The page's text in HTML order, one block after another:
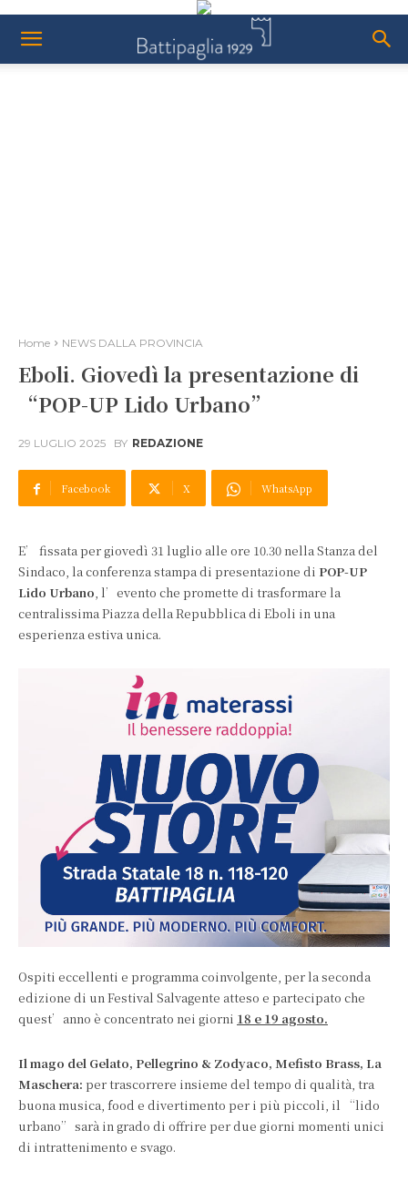
Home NEWS DALLA PROVINCIA
Eboli. Giovedì la presentazione di
“POP-UP Lido Urbano”
29 LUGLIO 2025 BY REDAZIONE
Facebook X WhatsApp
E’ fissata per giovedì 31 luglio alle ore 10.30 nella Stanza del
Sindaco, la conferenza stampa di presentazione di POP-UP
Lido Urbano, l’evento che promette di trasformare la
centralissima Piazza della Repubblica di Eboli in una
esperienza estiva unica.
Ospiti eccellenti e programma coinvolgente, per la seconda
edizione di un Festival Salvagente atteso e partecipato che
quest’anno è concentrato nei giorni 18 e 19 agosto.
Il mago del Gelato, Pellegrino & Zodyaco, Mefisto Brass, La
Maschera: per trascorrere insieme del tempo di qualità, tra
buona musica, food e divertimento per i più piccoli, il “lido
urbano” sarà in grado di offrire per due giorni momenti unici
di intrattenimento e svago.